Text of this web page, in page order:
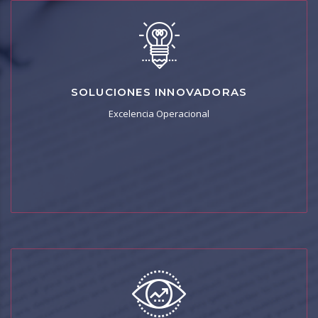
SOLUCIONES INNOVADORAS
Excelencia Operacional
I+D
Mejoramos los procesos, rentabilizamos recursos y
aportamos valor añadido a nuestros clientes.